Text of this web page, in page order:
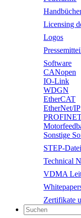
Licensing
Logos
Software
CANopen
IO-Link
WDGN
EtherCAT
EtherNet/IP
Sonstige
STEP-Datei
Technical
VDMA
Zertifikate